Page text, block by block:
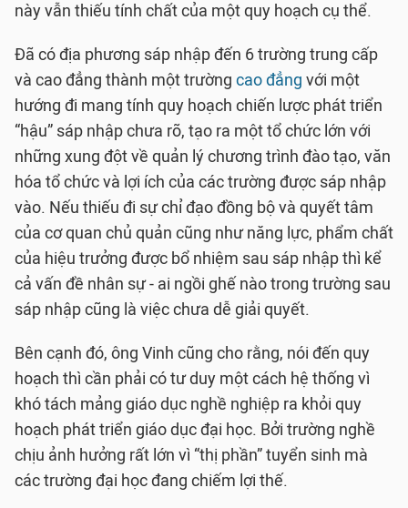
này vẫn thiếu tính chất của một quy hoạch cụ thể.
Đã có địa phương sáp nhập đến 6 trường trung cấp
và cao đẳng thành một trường cao đẳng với một
hướng đi mang tính quy hoạch chiến lược phát triển
“hậu” sáp nhập chưa rõ, tạo ra một tổ chức lớn với
những xung đột về quản lý chương trình đào tạo, văn
hóa tổ chức và lợi ích của các trường được sáp nhập
vào. Nếu thiếu đi sự chỉ đạo đồng bộ và quyết tâm
của cơ quan chủ quản cũng như năng lực, phẩm chất
của hiệu trưởng được bổ nhiệm sau sáp nhập thì kể
cả vấn đề nhân sự - ai ngồi ghế nào trong trường sau
sáp nhập cũng là việc chưa dễ giải quyết.
Bên cạnh đó, ông Vinh cũng cho rằng, nói đến quy
hoạch thì cần phải có tư duy một cách hệ thống vì
khó tách mảng giáo dục nghề nghiệp ra khỏi quy
hoạch phát triển giáo dục đại học. Bởi trường nghề
chịu ảnh hưởng rất lớn vì “thị phần” tuyển sinh mà
các trường đại học đang chiếm lợi thế.